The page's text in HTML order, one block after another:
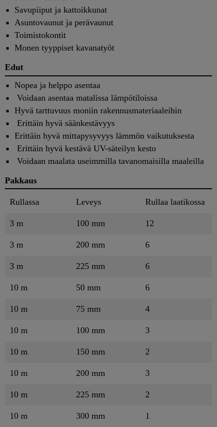
Savupiiput ja kattoikkunat
Asuntovaunut ja perävaunut
Toimistokontit
Monen tyyppiset kavanatyöt
Edut
Nopea ja helppo asentaa
Voidaan asentaa matalissa lämpötiloissa
Hyvä tarttuvuus moniin rakennusmateriaaleihin
Erittäin hyvä säänkestävyys
Erittäin hyvä mittapysyvyys lämmön vaikutuksesta
Erittäin hyvä kestävä UV-säteilyn kesto
Voidaan maalata useimmilla tavanomaisilla maaleilla
Pakkaus
Rullassa Leveys Rullaa laatikossa
3 m 100 mm 12
3 m 200 mm 6
3 m 225 mm 6
10 m 50 mm 6
10 m 75 mm 4
10 m 100 mm 3
10 m 150 mm 2
10 m 200 mm 3
10 m 225 mm 2
10 m 300 mm 1